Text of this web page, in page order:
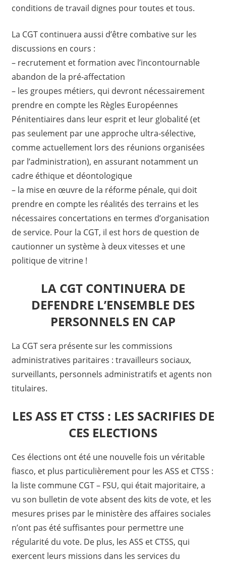
conditions de travail dignes pour toutes et tous.
La CGT continuera aussi d’être combative sur les
discussions en cours :
– recrutement et formation avec l’incontournable
abandon de la pré-affectation
– les groupes métiers, qui devront nécessairement
prendre en compte les Règles Européennes
Pénitentiaires dans leur esprit et leur globalité (et
pas seulement par une approche ultra-sélective,
comme actuellement lors des réunions organisées
par l’administration), en assurant notamment un
cadre éthique et déontologique
– la mise en œuvre de la réforme pénale, qui doit
prendre en compte les réalités des terrains et les
nécessaires concertations en termes d’organisation
de service. Pour la CGT, il est hors de question de
cautionner un système à deux vitesses et une
politique de vitrine !
LA CGT CONTINUERA DE
DEFENDRE L’ENSEMBLE DES
PERSONNELS EN CAP
La CGT sera présente sur les commissions
administratives paritaires : travailleurs sociaux,
surveillants, personnels administratifs et agents non
titulaires.
LES ASS ET CTSS : LES SACRIFIES DE
CES ELECTIONS
Ces élections ont été une nouvelle fois un véritable
fiasco, et plus particulièrement pour les ASS et CTSS :
la liste commune CGT – FSU, qui était majoritaire, a
vu son bulletin de vote absent des kits de vote, et les
mesures prises par le ministère des affaires sociales
n’ont pas été suffisantes pour permettre une
régularité du vote. De plus, les ASS et CTSS, qui
exercent leurs missions dans les services du